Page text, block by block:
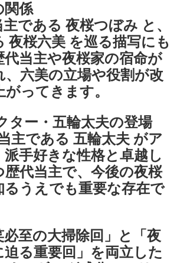
関係
である 夜桜つぼみ と、
夜桜六美 を巡る描写にも
代当主や夜桜家の宿命が
、六美の立場や役割が改
ってきます。
ター・五輪太夫の登場
主である 五輪太夫 がア
派手好きな性格と卓越し
歴代当主で、今後の夜桜
るうえでも重要な存在で
至の大掃除回」と「夜
る重要回」を両立した